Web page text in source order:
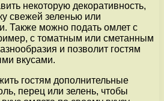
некоторую декоративность,
свежей зеленью или
Также можно подать омлет с
с томатным или сметанным
и позволит гостям
вкусами.
гостям дополнительные
перец или зелень, чтобы